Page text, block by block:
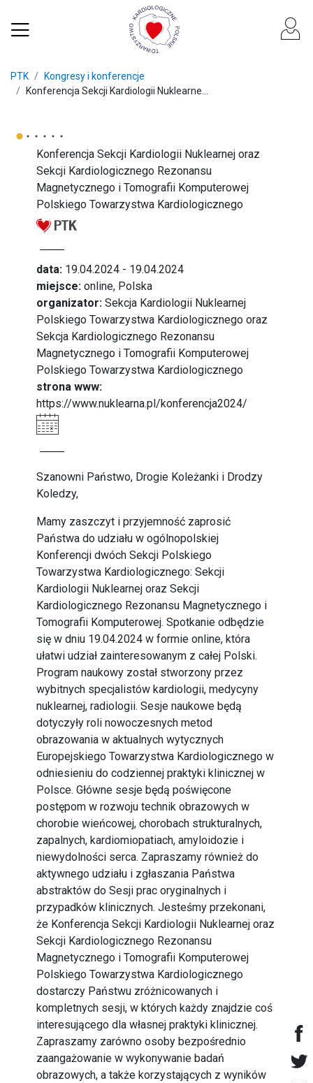
PTK
Kongresy i konferencje
Konferencja Sekcji Kardiologii Nuklearne...
Konferencja Sekcji Kardiologii Nuklearnej oraz
Sekcji Kardiologicznego Rezonansu
Magnetycznego i Tomografii Komputerowej
Polskiego Towarzystwa Kardiologicznego
data: 19.04.2024 - 19.04.2024
miejsce: online, Polska
organizator: Sekcja Kardiologii Nuklearnej
Polskiego Towarzystwa Kardiologicznego oraz
Sekcja Kardiologicznego Rezonansu
Magnetycznego i Tomografii Komputerowej
Polskiego Towarzystwa Kardiologicznego
strona www:
https://www.nuklearna.pl/konferencja2024/
Szanowni Państwo, Drogie Koleżanki i Drodzy
Koledzy,
Mamy zaszczyt i przyjemność zaprosić
Państwa do udziału w ogólnopolskiej
Konferencji dwóch Sekcji Polskiego
Towarzystwa Kardiologicznego: Sekcji
Kardiologii Nuklearnej oraz Sekcji
Kardiologicznego Rezonansu Magnetycznego i
Tomografii Komputerowej. Spotkanie odbędzie
się w dniu 19.04.2024 w formie online, która
ułatwi udział zainteresowanym z całej Polski.
Program naukowy został stworzony przez
wybitnych specjalistów kardiologii, medycyny
nuklearnej, radiologii. Sesje naukowe będą
dotyczyły roli nowoczesnych metod
obrazowania w aktualnych wytycznych
Europejskiego Towarzystwa Kardiologicznego w
odniesieniu do codziennej praktyki klinicznej w
Polsce. Główne sesje będą poświęcone
postępom w rozwoju technik obrazowych w
chorobie wieńcowej, chorobach strukturalnych,
zapalnych, kardiomiopatiach, amyloidozie i
niewydolności serca. Zapraszamy również do
aktywnego udziału i zgłaszania Państwa
abstraktów do Sesji prac oryginalnych i
przypadków klinicznych. Jesteśmy przekonani,
że Konferencja Sekcji Kardiologii Nuklearnej oraz
Sekcji Kardiologicznego Rezonansu
Magnetycznego i Tomografii Komputerowej
Polskiego Towarzystwa Kardiologicznego
dostarczy Państwu zróżnicowanych i
kompletnych sesji, w których każdy znajdzie coś
interesującego dla własnej praktyki klinicznej.
Zapraszamy zarówno osoby bezpośrednio
zaangażowanie w wykonywanie badań
obrazowych, a także korzystających z wyników